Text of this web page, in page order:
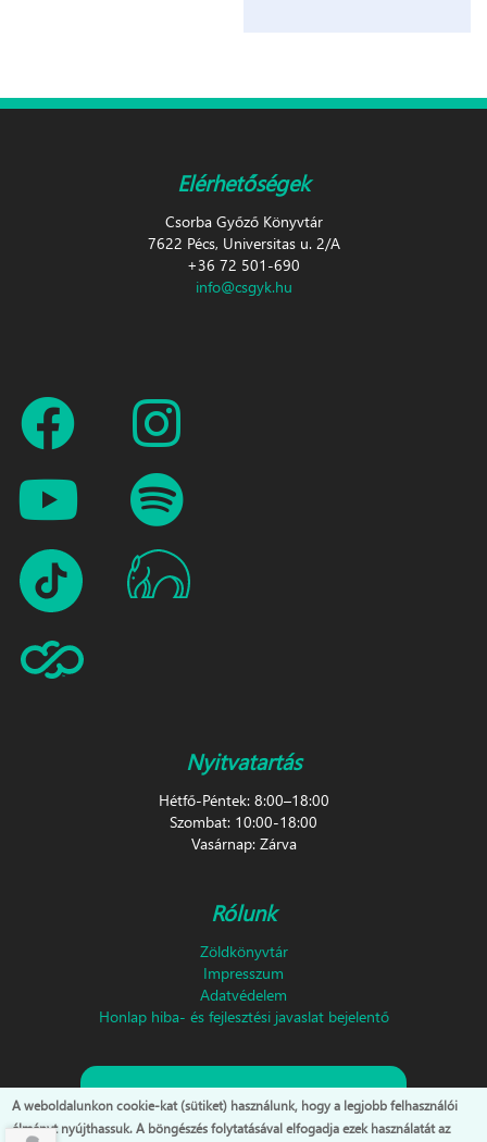
Elérhetőségek
Csorba Győző Könyvtár
7622 Pécs, Universitas u. 2/A
+36 72 501-690
info@csgyk.hu
Nyitvatartás
Hétfő-Péntek: 8:00–18:00
Szombat: 10:00-18:00
Vasárnap: Zárva
Rólunk
Zöldkönyvtár
Impresszum
Adatvédelem
Honlap hiba- és fejlesztési javaslat bejelentő
Feliratkozás hírlevélre!
A weboldalunkon cookie-kat (sütiket) használunk, hogy a legjobb felhasználói
élményt nyújthassuk. A böngészés folytatásával elfogadja ezek használatát az